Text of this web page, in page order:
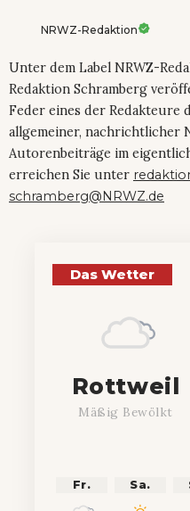
NRWZ-Redaktion
Unter dem Label NRWZ-
Redaktion Schramberg
Feder eines der Redakteure
allgemeiner, nachrichtlicher
Autorenbeiträge im
erreichen Sie unter
schramberg@NRWZ.de
Das Wetter
Rottweil
Mäßig Bewölkt
Fr. Sa.